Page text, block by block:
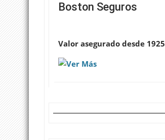
Boston Seguros
Valor asegurado desde 1925